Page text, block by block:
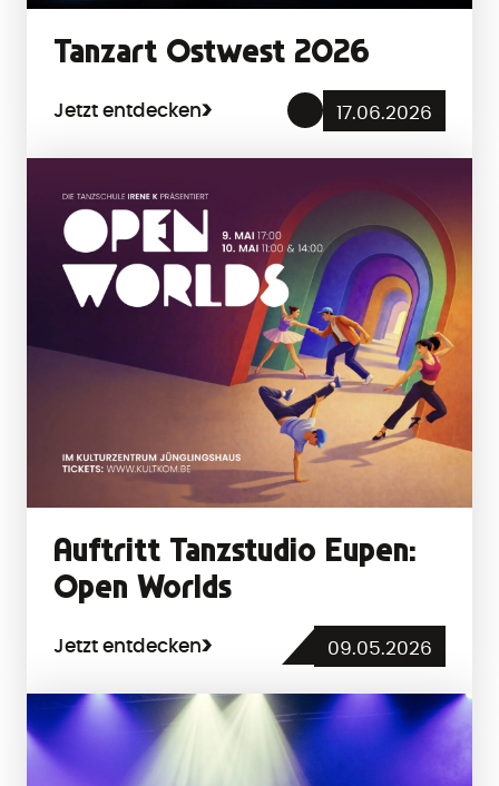
Tanzart Ostwest 2026
Jetzt entdecken 17.06.2026
Auftritt Tanzstudio Eupen:
Open Worlds
Jetzt entdecken 09.05.2026